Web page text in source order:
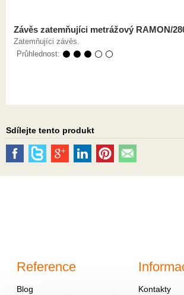
Závěs zatemňujíci metrážový RAMON/
Zatemňujíci závěs.
Průhlednost: ⚫ ⚫ ⚫ ⚪ ⚪
Sdílejte tento produkt
Reference
Blog
Kontakty